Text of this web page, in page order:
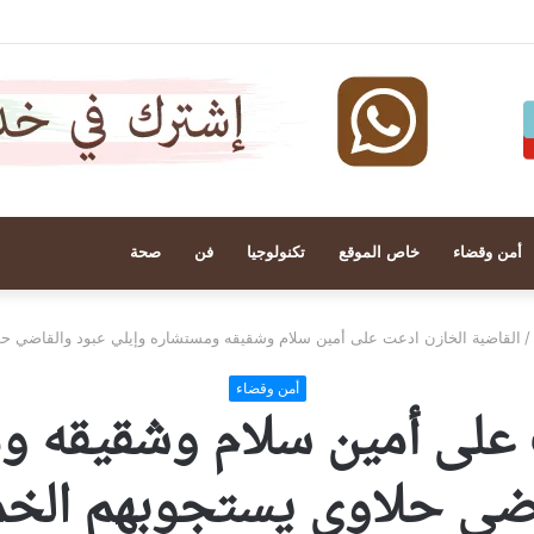
أمن وقضاء خاص الموقع تكنولوجيا فن صحة
/ القاضية الخازن ادعت على أمين سلام وشقيقه ومستشاره وإيلي عبود والقاضي
أمن وقضاء
على أمين سلام وشقيقه
حلاوي يستجوبهم